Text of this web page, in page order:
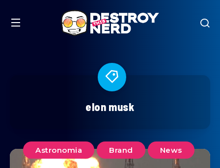
elon musk
Astronomia Brand News